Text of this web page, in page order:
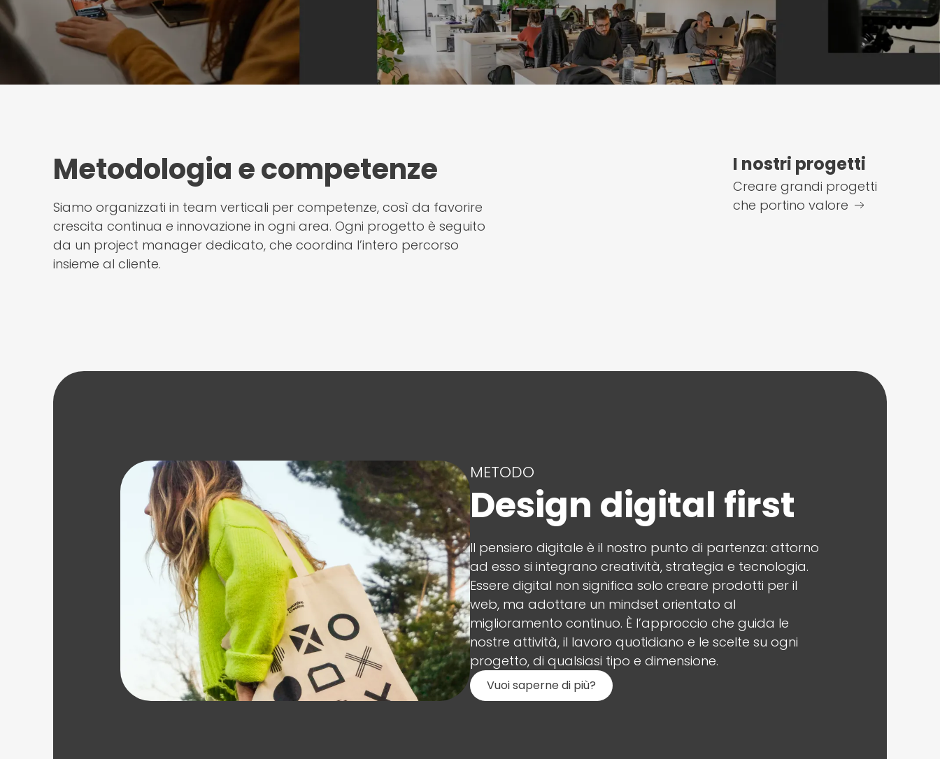
Metodologia e competenze
Siamo organizzati in team verticali per competenze, così da favorire
crescita continua e innovazione in ogni area. Ogni progetto è seguito
da un project manager dedicato, che coordina l’intero percorso
insieme al cliente.
I nostri progetti
Creare grandi progetti
che portino valore
Design digital first
METODO
Il pensiero digitale è il nostro punto di partenza: attorno
ad esso si integrano creatività, strategia e tecnologia.
Essere digital non significa solo creare prodotti per il
web, ma adottare un mindset orientato al
miglioramento continuo. È l’approccio che guida le
nostre attività, il lavoro quotidiano e le scelte su ogni
progetto, di qualsiasi tipo e dimensione.
Vuoi saperne di più?